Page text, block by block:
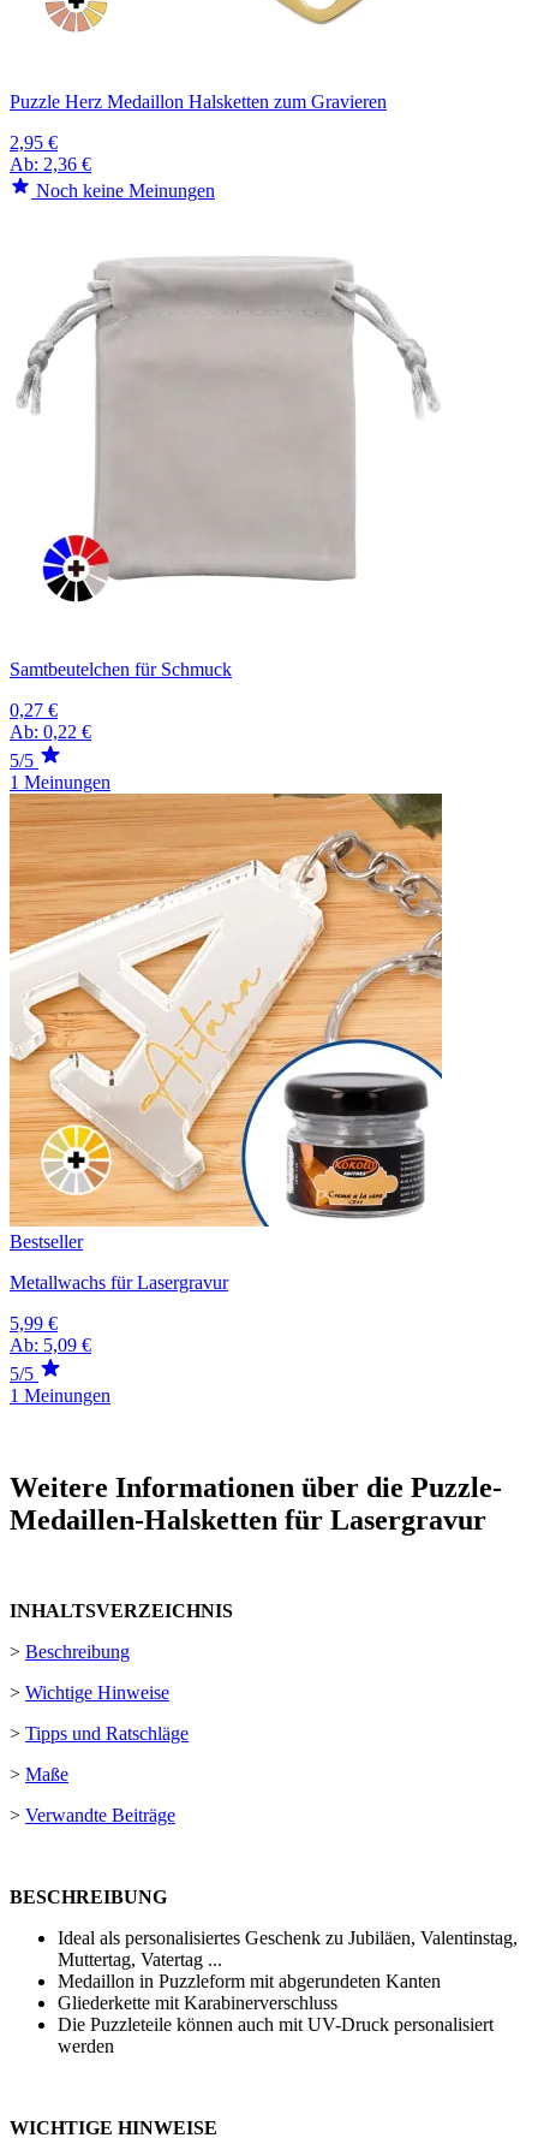
Puzzle Herz Medaillon Halsketten zum Gravieren
2,95 €
Ab: 2,36 €
Noch keine Meinungen
Samtbeutelchen für Schmuck
0,27 €
Ab: 0,22 €
5/5
1 Meinungen
Bestseller
Metallwachs für Lasergravur
5,99 €
Ab: 5,09 €
5/5
1 Meinungen
Weitere Informationen über die Puzzle-
Medaillen-Halsketten für Lasergravur
INHALTSVERZEICHNIS
> Beschreibung
> Wichtige Hinweise
> Tipps und Ratschläge
> Maße
> Verwandte Beiträge
BESCHREIBUNG
Ideal als personalisiertes Geschenk zu Jubiläen, Valentinstag,
Muttertag, Vatertag ...
Medaillon in Puzzleform mit abgerundeten Kanten
Gliederkette mit Karabinerverschluss
Die Puzzleteile können auch mitUV-Druck personalisiert
werden
WICHTIGE HINWEISE